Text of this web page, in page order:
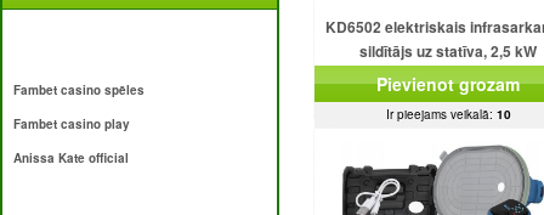
Fambet casino spēles
Fambet casino play
Anissa Kate official
KD6502 elektriskais
sildītājs uz statīva, 2,5 kW
Pievienot grozam
Ir pieejams veikalā: 10